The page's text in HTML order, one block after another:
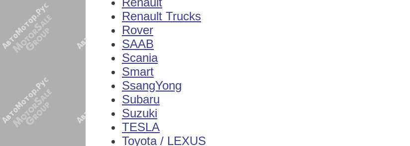
Renault Trucks
Rover
SAAB
Scania
Smart
SsangYong
Subaru
Suzuki
TESLA
Toyota / LEXUS